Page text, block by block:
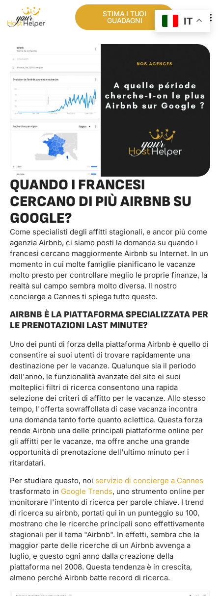
STIMA I TUOI
GUADAGNI
QUANDO I FRANCESI
CERCANO DI PIÙ AIRBNB SU
GOOGLE?
Come specialisti degli affitti stagionali, e ancor più come
agenzia Airbnb, ci siamo posti la domanda su quando i
francesi cercano maggiormente Airbnb su Internet. In un
momento in cui molte famiglie pianificano le vacanze
molto presto per controllare meglio le proprie finanze, la
realtà sul campo sembra molto diversa. Il nostro
concierge a Cannes ti spiega tutto questo.
AIRBNB È LA PIATTAFORMA SPECIALIZZATA PER
LE PRENOTAZIONI LAST MINUTE?
Uno dei punti di forza della piattaforma Airbnb è quello di
consentire ai suoi utenti di trovare rapidamente una
destinazione per le vacanze. Qualunque sia il periodo
dell'anno, le funzionalità avanzate del sito ei suoi
molteplici filtri di ricerca consentono una rapida
selezione dei criteri di affitto per le vacanze. Allo stesso
tempo, l'offerta sovraffollata di case vacanza incontra
una domanda tanto forte quanto eclettica. Questa forza
rende Airbnb una delle principali piattaforme online per
gli affitti per le vacanze, ma offre anche una grande
opportunità di prenotazione dell'ultimo minuto per i
ritardatari.
Per studiare questo, noi servizio di concierge a Cannes
trasformato in Google Trends, uno strumento online per
monitorare l'intento di ricerca per parole chiave. I trend
di ricerca su airbnb, portati qui in un punteggio su 100,
mostrano che le ricerche principali sono effettivamente
stagionali per il tema "Airbnb". In effetti, sembra che la
maggior parte delle ricerche di un Airbnb avvenga a
luglio, e questo ogni anno dalla creazione della
piattaforma nel 2008. Questa tendenza è in crescita,
almeno perché Airbnb batte record di ricerca.
IT